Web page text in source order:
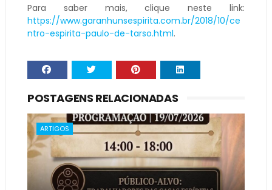
Para saber mais, clique neste link:
https://www.garanhunsespirita.com.br/2018/10/ce
ntro-espirita-paulo-de-tarso.html.
POSTAGENS RELACIONADAS
ARTIGOS